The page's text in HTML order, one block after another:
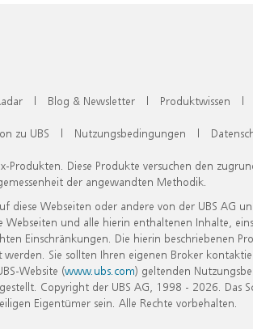
| Blog & Newsletter | Produktwissen |
zu UBS | Nutzungsbedingungen |
Diese Produkte versuchen den
der angewandten Methodik.
Webseiten oder andere von der UBS AG
und alle hierin enthaltenen Inhalte,
Einschränkungen. Die hierin beschriebenen
Sie sollten Ihren eigenen Broker
Website (www.ubs.com) geltenden
Copyright der UBS AG, 1998 - 2026. Das
Eigentümer sein. Alle Rechte vorbehalten.